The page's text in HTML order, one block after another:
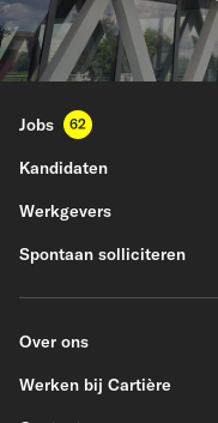
Jobs 62
Kandidaten
Werkgevers
Spontaan solliciteren
Over ons
Werken bij Cartière